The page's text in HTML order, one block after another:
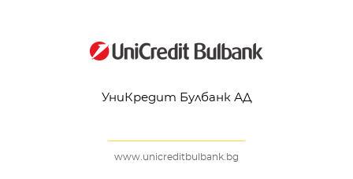
УниКредит Булбанк АД
www.unicreditbulbank.bg